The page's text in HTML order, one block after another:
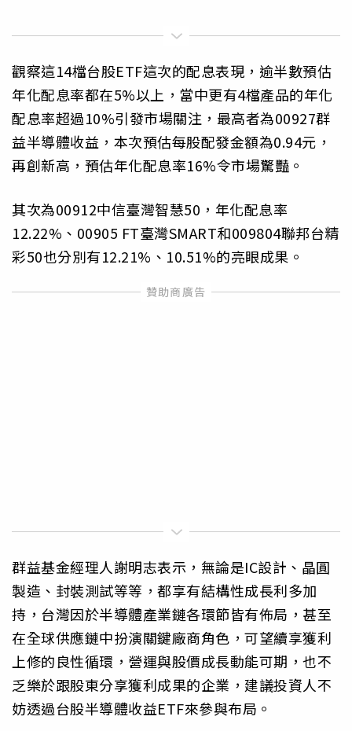
觀察這14檔台股ETF這次的配息表現，逾半數預估
年化配息率都在5%以上，當中更有4檔產品的年化
配息率超過10%引發市場關注，最高者為00927群
益半導體收益，本次預估每股配發金額為0.94元，
再創新高，預估年化配息率16%令市場驚豔。
其次為00912中信臺灣智慧50，年化配息率
12.22%、00905 FT臺灣SMART和009804聯邦台精
彩50也分別有12.21%、10.51%的亮眼成果。
群益基金經理人謝明志表示，無論是IC設計、晶圓
製造、封裝測試等等，都享有結構性成長利多加
持，台灣因於半導體產業鏈各環節皆有佈局，甚至
在全球供應鏈中扮演關鍵廠商角色，可望續享獲利
上修的良性循環，營運與股價成長動能可期，也不
乏樂於跟股東分享獲利成果的企業，建議投資人不
妨透過台股半導體收益ETF來參與布局。